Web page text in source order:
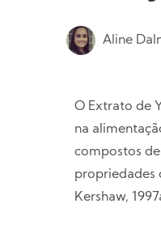
Aline
O Extrato de
na
compostos
propriedades
Kershaw,